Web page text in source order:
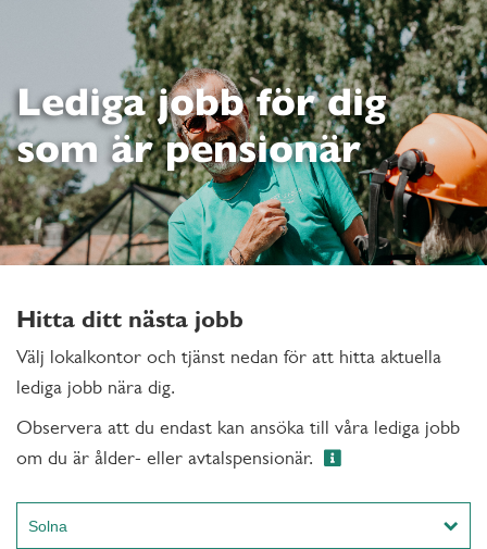
Lediga jobb för dig
som är pensionär
Hitta ditt nästa jobb
Välj lokalkontor och tjänst nedan för att hitta aktuella
lediga jobb nära dig.
Observera att du endast kan ansöka till våra lediga jobb
om du är ålder- eller avtalspensionär.
Solna